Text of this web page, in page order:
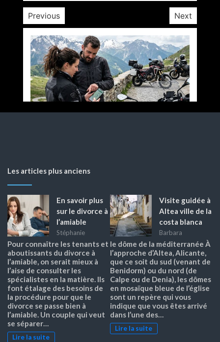
Previous Next
Les articles plus anciens
En savoir plus
sur le divorce à
l’amiable
Stéphanie
Pour connaître les tenants et
aboutissants du divorce à
l’amiable, on serait mieux à
l’aise de consulter les
spécialistes en la matière. Ils
font étalage des besoins de
la procédure pour que le
divorce se passe bien à
l’amiable. Un couple qui veut
se séparer…
Lire la suite
Visite guidée à
Altea ville de la
costa blanca
Barbara
le dôme de la méditerranée À
l’approche d’Altea, Alicante,
que ce soit du sud (venant de
Benidorm) ou du nord (de
Calpe ou de Denia), les dômes
en mosaïque bleue de l’église
sont un repère qui vous
indique que vous êtes arrivé
dans l’une des…
Lire la suite